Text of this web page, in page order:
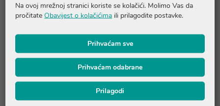
AQUA/WATER/EAU, TRIHEPTANOIN, C15-19 ALKANE,
SODIUM CHLORIDE, GLYCERIN, SQUALANE, TRIETHYL
CITRATE, MALTOOLIGOSYL GLUCOSIDE, SODIUM CITRATE,
HYDROGENATED STARCH HYDROLYSATE, C13-15 ALKANE,
1,2-HEXANEDIOL, 1-METHYLHYDANTOIN-2-IMIDE,
PENTYLENE GLYCOL, BAKUCHIOL, DIPOTASSIUM
GLYCYRRHIZATE, TOCOPHEROL, HELIANTHUS ANNUUS
(SUNFLOWER) SEED OIL, MANNITOL, XYLITOL, RHAMNOSE,
CITRIC ACID, TRISODIUM ETHYLENEDIAMINE DISUCCINATE,
Na ovoj mrežnoj stranici koriste se kolačići. Molimo Vas da
pročitate Obavijest o kolačićima ili prilagodite postavke.
Prihvaćam sve
Prihvaćam odabrane
Prilagodi